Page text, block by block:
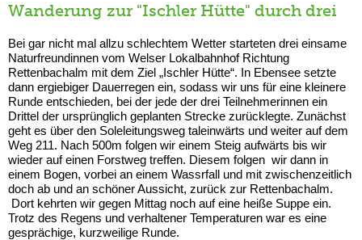
Wanderung zur "Ischler Hütte" durch drei
Bei gar nicht mal allzu schlechtem Wetter starteten drei einsame
Naturfreundinnen vom Welser Lokalbahnhof Richtung
Rettenbachalm mit dem Ziel „Ischler Hütte“. In Ebensee setzte
dann ergiebiger Dauerregen ein, sodass wir uns für eine kleinere
Runde entschieden, bei der jede der drei Teilnehmerinnen ein
Drittel der ursprünglich geplanten Strecke zurücklegte. Zunächst
geht es über den Soleleitungsweg taleinwärts und weiter auf dem
Weg 211. Nach 500m folgen wir einem Steig aufwärts bis wir
wieder auf einen Forstweg treffen. Diesem folgen wir dann in
einem Bogen, vorbei an einem Wassrfall und mit zwischenzeitlich
doch ab und an schöner Aussicht, zurück zur Rettenbachalm.
Dort kehrten wir gegen Mittag noch auf eine heiße Suppe ein.
Trotz des Regens und verhaltener Temperaturen war es eine
gesprächige, kurzweilige Runde.